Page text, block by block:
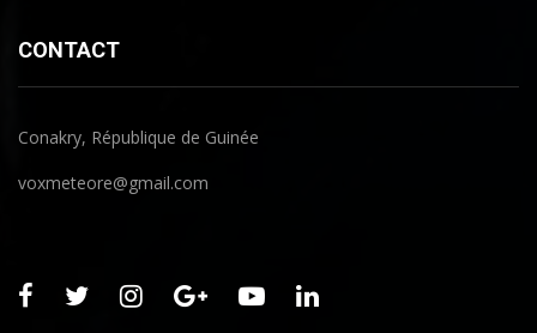
CONTACT
Conakry, République de Guinée
voxmeteore@gmail.com